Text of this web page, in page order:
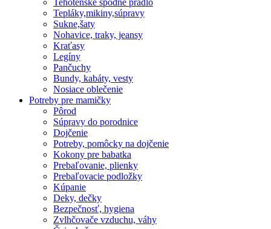
Tehotenské spodné prádlo
Tepláky,mikiny,súpravy
Sukne,šaty
Nohavice, traky, jeansy
Kraťasy
Legíny
Pančuchy
Bundy, kabáty, vesty
Nosiace oblečenie
Potreby pre mamičky
Pôrod
Súpravy do porodnice
Dojčenie
Potreby, pomôcky na dojčenie
Kokony pre babatka
Prebaľovanie, plienky
Prebaľovacie podložky
Kúpanie
Deky, dečky
Bezpečnosť, hygiena
Zvlhčovače vzduchu, váhy